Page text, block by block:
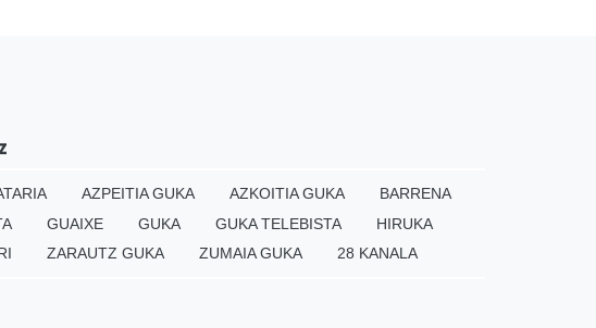
AZPEITIA GUKA AZKOITIA GUKA
BARRENA
GUAIXE GUKA GUKA TELEBISTA
HIRUKA
ZARAUTZ GUKA ZUMAIA GUKA 28 KANALA